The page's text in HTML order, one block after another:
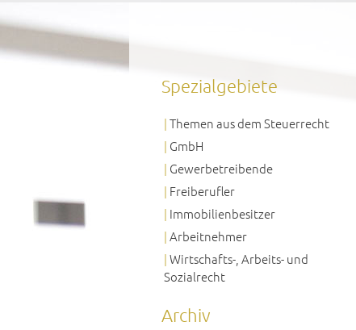
Spezialgebiete
Themen aus dem Steuerrecht
GmbH
Gewerbetreibende
Freiberufler
Immobilienbesitzer
Arbeitnehmer
Wirtschafts-, Arbeits- und
Sozialrecht
Archiv